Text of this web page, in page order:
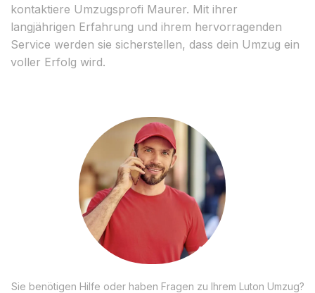
kontaktiere Umzugsprofi Maurer. Mit ihrer
langjährigen Erfahrung und ihrem hervorragenden
Service werden sie sicherstellen, dass dein Umzug ein
voller Erfolg wird.
Sie benötigen Hilfe oder haben Fragen zu Ihrem Luton Umzug?